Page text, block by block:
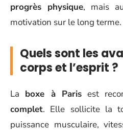
progrès physique, mais
motivation sur le long terme.
Quels sont les
corps et l’esprit ?
La boxe à Parisest
complet. Elle sollicite la
puissance musculaire,